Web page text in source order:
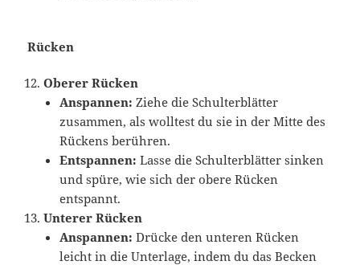
Rücken
Oberer Rücken
Anspannen: Ziehe die Schulterblätter
zusammen, als wolltest du sie in der Mitte des
Rückens berühren.
Entspannen: Lasse die Schulterblätter sinken
und spüre, wie sich der obere Rücken
entspannt.
Unterer Rücken
Anspannen: Drücke den unteren Rücken
leicht in die Unterlage, indem du das Becken